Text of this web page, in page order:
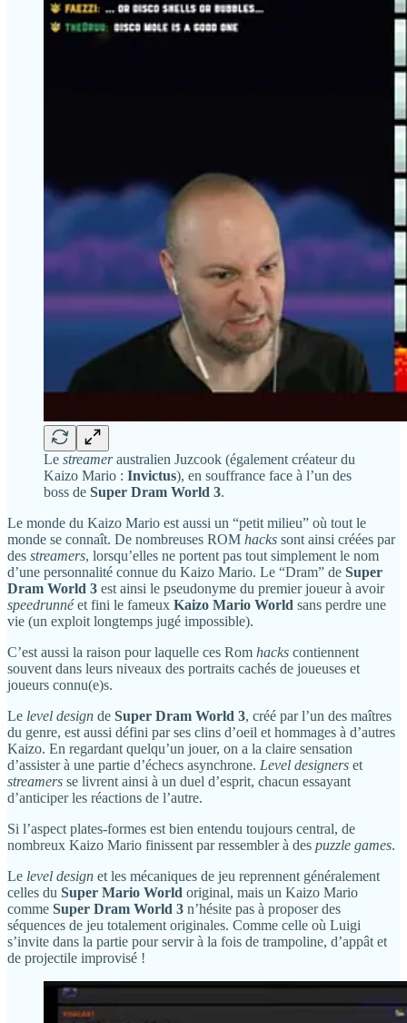
Le streameraustralien Juzcook (également créateur du
Kaizo Mario : Invictus), en souffrance face à l’un des
boss de Super Dram World 3.
Le monde du Kaizo Mario est aussi un “petit milieu” où tout le
monde se connaît. De nombreuses ROM hacks sont ainsi créées par
des streamers, lorsqu’elles ne portent pas tout simplement le nom
d’une personnalité connue du Kaizo Mario. Le “Dram” de Super
Dram World 3 est ainsi le pseudonyme du premier joueur à avoir
speedrunnéet fini le fameux Kaizo Mario World sans perdre une
vie (un exploit longtemps jugé impossible).
C’est aussi la raison pour laquelle ces Rom hacks contiennent
souvent dans leurs niveaux des portraits cachés de joueuses et
joueurs connu(e)s.
Le level design de Super Dram World 3, créé par l’un des maîtres
du genre, est aussi défini par ses clins d’oeil et hommages à d’autres
Kaizo. En regardant quelqu’un jouer, on a la claire sensation
d’assister à une partie d’échecs asynchrone. Level designers et
streamers se livrent ainsi à un duel d’esprit, chacun essayant
d’anticiper les réactions de l’autre.
Si l’aspect plates-formes est bien entendu toujours central, de
nombreux Kaizo Mario finissent par ressembler à des puzzle games.
Le level design et les mécaniques de jeu reprennent généralement
celles du Super Mario World original, mais un Kaizo Mario
comme Super Dram World 3 n’hésite pas à proposer des
séquences de jeu totalement originales. Comme celle où Luigi
s’invite dans la partie pour servir à la fois de trampoline, d’appât et
de projectile improvisé !